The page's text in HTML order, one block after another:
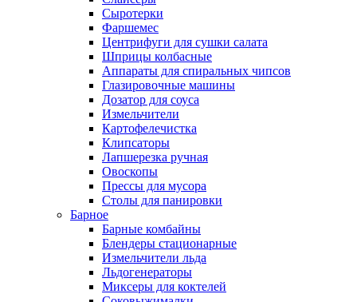
Сыротерки
Фаршемес
Центрифуги для сушки салата
Шприцы колбасные
Аппараты для спиральных чипсов
Глазировочные машины
Дозатор для соуса
Измельчители
Картофелечистка
Клипсаторы
Лапшерезка ручная
Овоскопы
Прессы для мусора
Столы для панировки
Барное
Барные комбайны
Блендеры стационарные
Измельчители льда
Льдогенераторы
Миксеры для коктелей